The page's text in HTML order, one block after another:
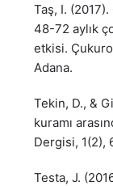
Taş, I.
48-72 aylık
etkisi.
Adana.
Tekin, D., &
kuramı
Dergisi, 1(2),
Testa, J.